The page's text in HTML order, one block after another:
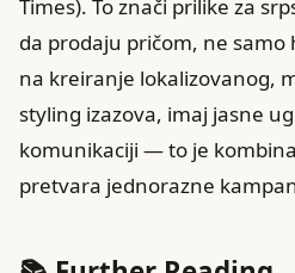
Times). To znači prilike za
da prodaju pričom, ne samo
na kreiranje lokalizovanog,
styling izazova, imaj jasne
komunikaciji — to je
pretvara jednorazne